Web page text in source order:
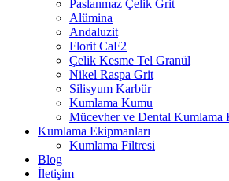
Paslanmaz Çelik Grit
Alümina
Andaluzit
Florit CaF2
Çelik Kesme Tel Granül
Nikel Raspa Grit
Silisyum Karbür
Kumlama Kumu
Mücevher ve Dental Kumlama
Kumlama Ekipmanları
Kumlama Filtresi
Blog
İletişim